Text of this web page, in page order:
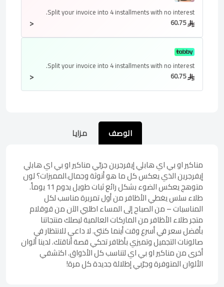
Split your invoice into 4 installmentswith no interest.
< 60.75
Split your invoice into 4 installmentswith no interest.
< 60.75
الوصف مزايا
مناكير او بي اي هابلي إيفرجرين جربّي مناكير او بي اي هابلي
إيفرجرين الذي يعكس كل ما هو أنوثة وجمال.المميزات؟ لون
متوهج يعكس الضوء بشكل رائع ثبات طويل يدوم 11 يوماً.
طلاء سلس يغطي الأظافر من أول تمريرة مناسب لكل
المناسبات – من الصباح إلى المساء اطلبي الآن من قوقلام
متجر طلاء الأظافر من الماركات العالمية ليصلك منتجاتنا
بأفضل سعر في أسرع وقت أينما كنتي. لا داعي للانتظار في
صالونات التجميل وتميزي بأظافر تحكي قصة أناقتك. لدينا ألوان
أخرى من مناكير او بي اي لتناسب كل الأذواق. اكتشفي
الألوان المتوفرة وجرّبي إطلالة جديدة كل مرة!